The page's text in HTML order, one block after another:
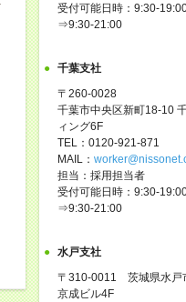
受付可能日時：9:30-
⇒9:30-21:00
千葉支社
〒260-0028
千葉市中央区新町18-10
ィング6F
TEL：0120-921-871
MAIL：
担当：採用担当者
受付可能日時：9:30-
⇒9:30-21:00
水戸支社
〒310-0011 茨城県水戸
京成ビル4F